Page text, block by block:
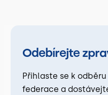
Odebírejte
Přihlaste se k
federace a